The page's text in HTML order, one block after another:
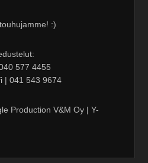
:)
577 4455
| 041 543 9674
Production V&M Oy | Y-